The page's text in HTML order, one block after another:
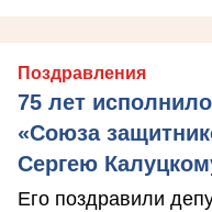
Поздравления
75 лет
«Союза
Сергею
Его поздравили